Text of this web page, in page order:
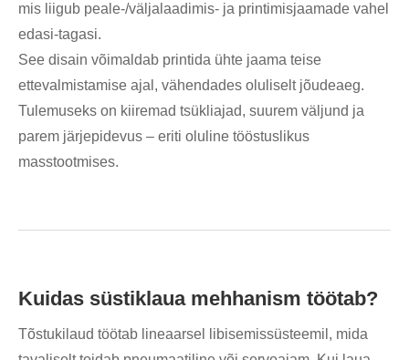
mis liigub peale-/väljalaadimis- ja printimisjaamade vahel
edasi-tagasi.
See disain võimaldab printida ühte jaama teise
ettevalmistamise ajal, vähendades oluliselt jõudeaeg.
Tulemuseks on kiiremad tsükliajad, suurem väljund ja
parem järjepidevus – eriti oluline tööstuslikus
masstootmises.
Kuidas süstiklaua mehhanism töötab?
Tõstukilaud töötab lineaarsel libisemissüsteemil, mida